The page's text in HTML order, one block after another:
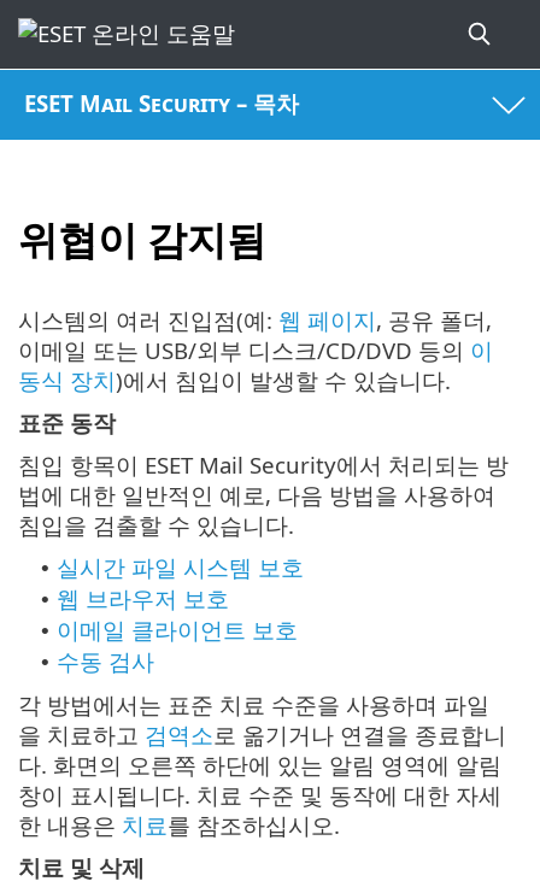
ESET Mail Security – 목차
위협이 감지됨
시스템의 여러 진입점(예: 웹 페이지, 공유 폴더,
이메일 또는 USB/외부 디스크/CD/DVD 등의 이
동식 장치)에서 침입이 발생할 수 있습니다.
표준 동작
침입 항목이 ESET Mail Security에서 처리되는 방
법에 대한 일반적인 예로, 다음 방법을 사용하여
침입을 검출할 수 있습니다.
• 실시간 파일 시스템 보호
• 웹 브라우저 보호
• 이메일 클라이언트 보호
• 수동 검사
각 방법에서는 표준 치료 수준을 사용하며 파일
을 치료하고 검역소로 옮기거나 연결을 종료합니
다. 화면의 오른쪽 하단에 있는 알림 영역에 알림
창이 표시됩니다. 치료 수준 및 동작에 대한 자세
한 내용은 치료를 참조하십시오.
치료 및 삭제